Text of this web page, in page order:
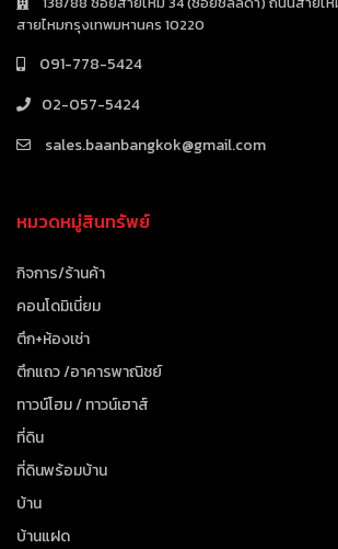
สายไหมกรุงเทพมหานคร 10220
091-778-5424
02-057-5424
sales.baanbangkok@gmail.com
หมวดหมู่สินทรัพย์
กิจการ/ร้านค้า
คอนโดมิเนี่ยม
ตึก+ห้องเช่า
ตึกแถว /อาคารพาณิชย์
ทาวน์โฮม / ทาวน์เฮาส์
ที่ดิน
ที่ดินพร้อมบ้าน
บ้าน
บ้านแฝด